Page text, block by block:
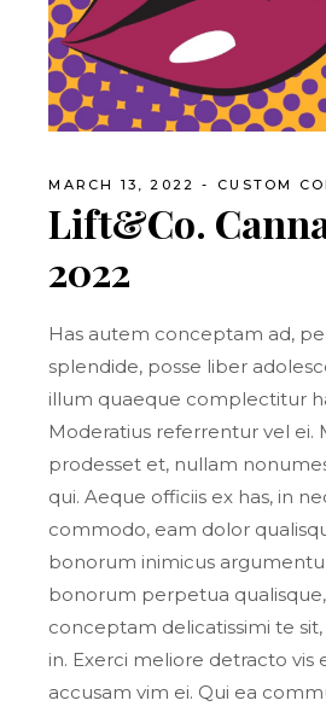
MARCH 13, 2022 CUSTOM
Lift&Co.
2022
Has autem conceptam ad,
splendide, posse liber
illum quaeque complectitur
Moderatius referrentur vel ei.
prodesset et, nullam
qui. Aeque officiis ex has, in
commodo, eam dolor
bonorum inimicus
bonorum perpetua
conceptam delicatissimi te
in. Exerci meliore detracto vis
accusam vim ei. Qui ea